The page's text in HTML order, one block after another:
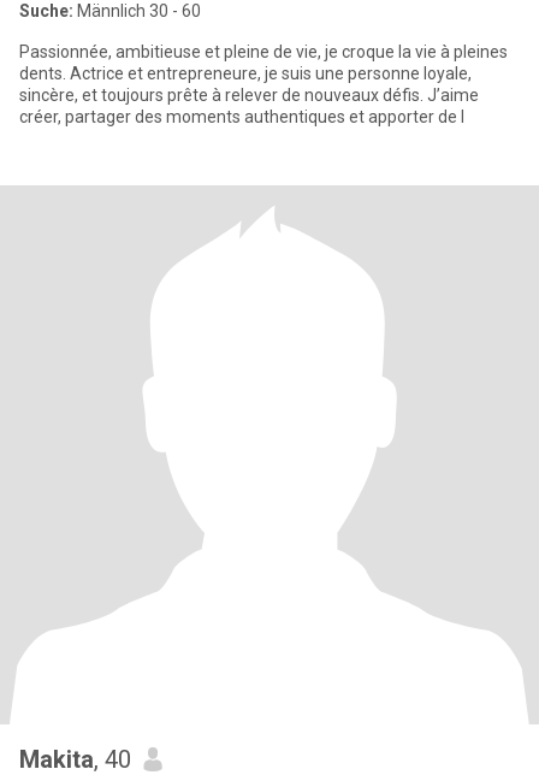
Suche: Männlich 30 - 60
Passionnée, ambitieuse et pleine de vie, je croque la vie à pleines
dents. Actrice et entrepreneure, je suis une personne loyale,
sincère, et toujours prête à relever de nouveaux défis. J’aime
créer, partager des moments authentiques et apporter de l
Makita, 40